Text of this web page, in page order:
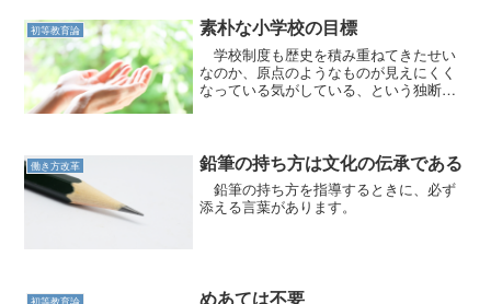
く別問題である。 教師か...
初等教育論 素朴な小学校の目標
学校制度も歴史を積み重ねてきたせい
なのか、原点のようなものが見えにくく
なっている気がしている、という独断と
働き方改革 鉛筆の持ち方は文化の伝承である
鉛筆の持ち方を指導するときに、必ず
添える言葉があります。
初等教育論 めあては不要